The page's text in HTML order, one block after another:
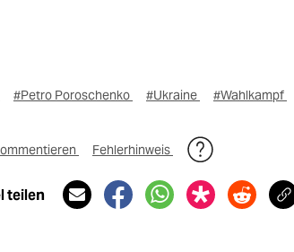
#Petro Poroschenko #Ukraine #Wahlkampf
Fehlerhinweis
teilen